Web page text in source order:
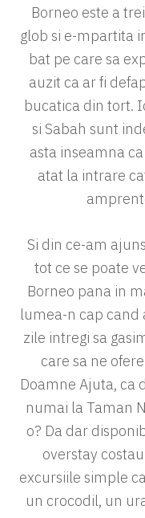
Borneo este a
glob si e-mpartita
bat pe care sa
auzit ca ar fi
bucatica din tort.
si Sabah sunt
asta inseamna
atat la intrare
Si din ce-am
tot ce se poate
Borneo pana in
lumea-n cap cand
zile intregi sa
care sa ne
Doamne Ajuta, ca
numai la Taman
o? Da dar
overstay
excursiile simple
un crocodil, un